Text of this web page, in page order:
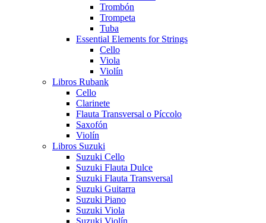
Trombón
Trompeta
Tuba
Essential Elements for Strings
Cello
Viola
Violín
Libros Rubank
Cello
Clarinete
Flauta Transversal o Píccolo
Saxofón
Violín
Libros Suzuki
Suzuki Cello
Suzuki Flauta Dulce
Suzuki Flauta Transversal
Suzuki Guitarra
Suzuki Piano
Suzuki Viola
Suzuki Violín